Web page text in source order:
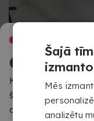
Konstatējām, ka
šai vietnei
apmeklēt
FOTOATTĒLI UZ
Drukāšana uz 390 g
Šajā
Mēs
analizētu